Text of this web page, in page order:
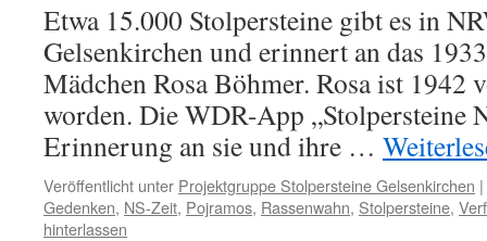
Etwa 15.000 Stolpersteine gibt es in
Gelsenkirchen und erinnert an das
Mädchen Rosa Böhmer. Rosa ist 1942
worden. Die WDR-App „Stolpersteine
Erinnerung an sie und ihre …
Veröffentlicht unter Projektgruppe Stolpersteine Gelsenkirchen |
Gedenken, NS-Zeit, Pojramos, Rassenwahn, Stolpersteine,
hinterlassen